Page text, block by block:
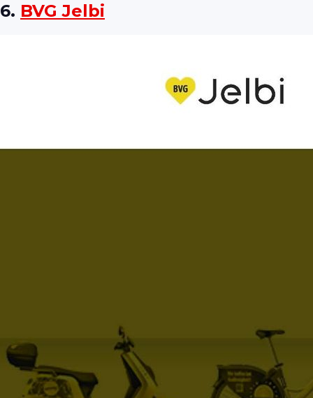
6. BVG Jelbi